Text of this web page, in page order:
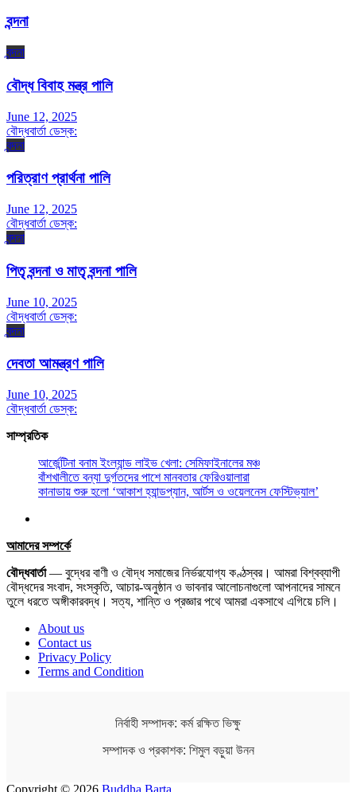
বন্দনা
বন্দনা
বৌদ্ধ বিবাহ মন্ত্র পালি
June 12, 2025
বৌদ্ধবার্তা ডেস্ক:
বন্দনা
পরিত্রাণ প্রার্থনা পালি
June 12, 2025
বৌদ্ধবার্তা ডেস্ক:
বন্দনা
পিতৃ বন্দনা ও মাতৃ বন্দনা পালি
June 10, 2025
বৌদ্ধবার্তা ডেস্ক:
বন্দনা
দেবতা আমন্ত্রণ পালি
June 10, 2025
বৌদ্ধবার্তা ডেস্ক:
সাম্প্রতিক
আর্জেন্টিনা বনাম ইংল্যান্ড লাইভ খেলা: সেমিফাইনালের মঞ্চ
বাঁশখালীতে বন্যা দুর্গতদের পাশে মানবতার ফেরিওয়ালারা
কানাডায় শুরু হলো ‘আকাশ হ্যান্ডপ্যান, আর্টস ও ওয়েলনেস ফেস্টিভ্যাল’
আমাদের সম্পর্কে
বৌদ্ধবার্তা— বুদ্ধের বাণী ও বৌদ্ধ সমাজের নির্ভরযোগ্য কণ্ঠস্বর। আমরা বিশ্বব্যাপী
বৌদ্ধদের সংবাদ, সংস্কৃতি, আচার-অনুষ্ঠান ও ভাবনার আলোচনাগুলো আপনাদের সামনে
তুলে ধরতে অঙ্গীকারবদ্ধ। সত্য, শান্তি ও প্রজ্ঞার পথে আমরা একসাথে এগিয়ে চলি।
About us
Contact us
Privacy Policy
Terms and Condition
নির্বাহী সম্পাদক: কর্ম রক্ষিত ভিক্ষু
সম্পাদক ও প্রকাশক: শিমুল বড়ুয়া উনন
Copyright © 2026 Buddha Barta